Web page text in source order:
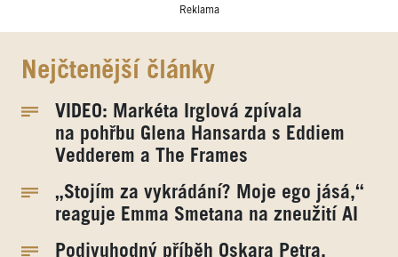
Reklama
Nejčtenější články
VIDEO: Markéta Irglová zpívala
na pohřbu Glena Hansarda s Eddiem
Vedderem a The Frames
„Stojím za vykrádání? Moje ego jásá,“
reaguje Emma Smetana na zneužití AI
Podivuhodný příběh Oskara Petra.